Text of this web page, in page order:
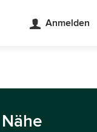
Anmelden